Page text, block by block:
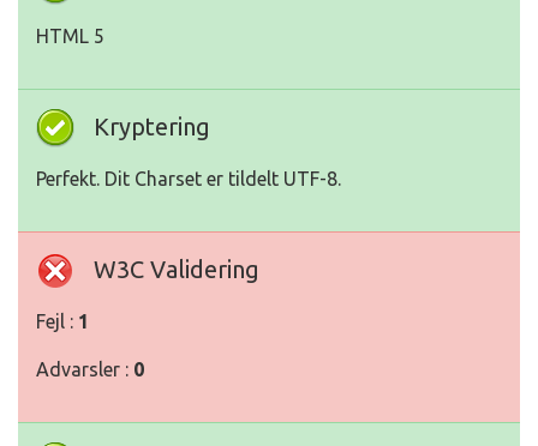
HTML 5
Kryptering
Perfekt. Dit Charset er tildelt UTF-8.
W3C Validering
Fejl : 1
Advarsler : 0